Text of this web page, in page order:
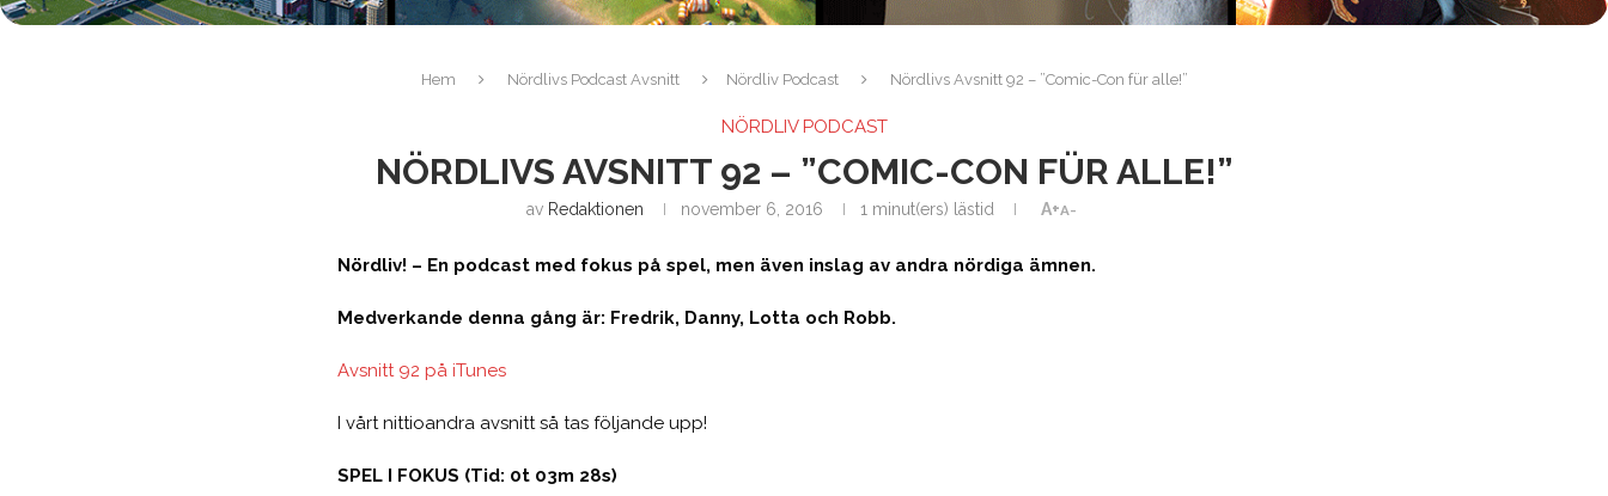
Hem Nördlivs Podcast Avsnitt Nördliv Podcast Nördlivs Avsnitt 92 – ”Comic-Con für alle!”
NÖRDLIV PODCAST
NÖRDLIVS AVSNITT 92 – ”COMIC-CON FÜR ALLE!”
av Redaktionen november 6, 2016 1 minut(ers) lästid A+A-
Nördliv! – En podcast med fokus på spel, men även inslag av andra nördiga ämnen.
Medverkande denna gång är: Fredrik, Danny, Lotta och Robb.
Avsnitt 92 på iTunes
I vårt nittioandra avsnitt så tas följande upp!
SPEL I FOKUS (Tid: 0t 03m 28s)